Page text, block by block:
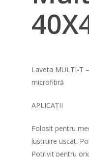
Laveta MULTI-T
microfibră
APLICAȚII
Folosit pentru
lustruire uscat.
Potrivit pentru